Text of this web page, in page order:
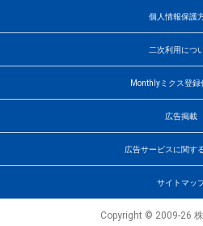
個人情報保護
二次利用につ
Monthlyミクス登録
広告掲載
広告サービスに関す
サイトマッ
Copyright © 2009-26